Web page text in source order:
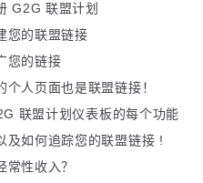
G2G 联盟计划
您的联盟链接
您的链接
个人页面也是联盟链接！
联盟计划仪表板的每个功能
及如何追踪您的联盟链接 !
常性收入？